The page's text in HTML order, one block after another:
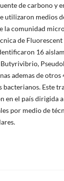
de carbono y
utilizaron medios
la comunidad
de
16
Butyrivibrio,
ademas de otros
bacterianos. Este
en el país dirigida
por medio de